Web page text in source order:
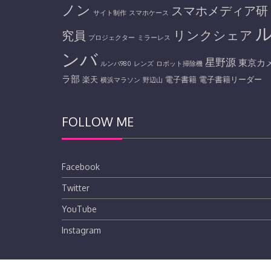
ノン サイト制作 スマホケース スマホメディア研
究員 プロジェクター ミラーレス リンクシェア
ンバ ルンバ980 レンズ ロボット掃除機 星野源 東京カ
ラ部 楽天 横浜マラソン 野辺山 電子書籍 電子書籍リーダー
FOLLOW ME
Facebook
Twitter
YouTube
Instagram